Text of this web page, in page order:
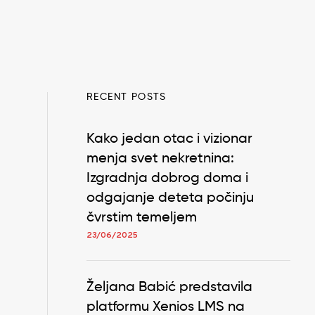
RECENT POSTS
Kako jedan otac i vizionar
menja svet nekretnina:
Izgradnja dobrog doma i
odgajanje deteta počinju
čvrstim temeljem
23/06/2025
Željana Babić predstavila
platformu Xenios LMS na